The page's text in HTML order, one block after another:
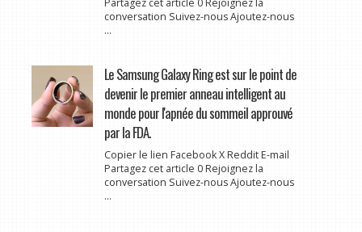
conversation Suivez-nous Ajoutez-nous
...
Le Samsung Galaxy Ring est sur le point de
devenir le premier anneau intelligent au
monde pour l'apnée du sommeil approuvé
par la FDA.
Copier le lien Facebook X Reddit E-mail
Partagez cet article 0 Rejoignez la
conversation Suivez-nous Ajoutez-nous
...